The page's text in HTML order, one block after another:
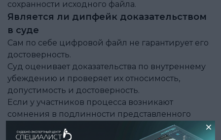
сохранности исходного файла.
Является ли дипфейк доказательством
в суде
Сам по себе цифровой файл не гарантирует его
достоверность.
Суд оценивает доказательства по внутреннему
убеждению и проверяет их относимость,
допустимость и достоверность.
Если у участников процесса возникают
сомнения в подлинности представленного
фото, видео или аудио, может быть назначена
судебная либо проведена внесудебная